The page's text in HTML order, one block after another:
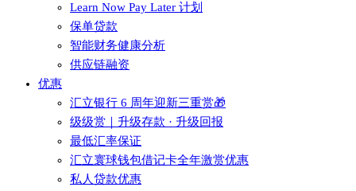
Learn Now Pay Later 计划
保单贷款
智能财务健康分析
供应链融资
优惠
汇立银行 6 周年迎新三重赏🎁
级级赏｜升级存款 · 升级回报
最低汇率保证
汇立寰球钱包借记卡全年激赏优惠
私人贷款优惠